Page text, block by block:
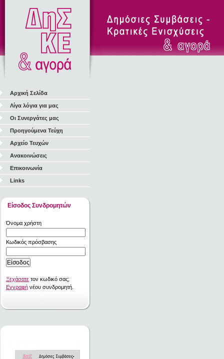
Αρχική Σελίδα
Λίγα λόγια για μας
Οι Συνεργάτες μας
Προηγούμενα Τεύχη
Αρχείο Τευχών
Ανακοινώσεις
Επικοινωνία
Links
Είσοδος Συνδρομητών
Όνομα χρήστη
Κωδικός πρόσβασης
Ξεχάσατε τον κωδικό σας;
Εγγραφή νέου συνδρομητή.